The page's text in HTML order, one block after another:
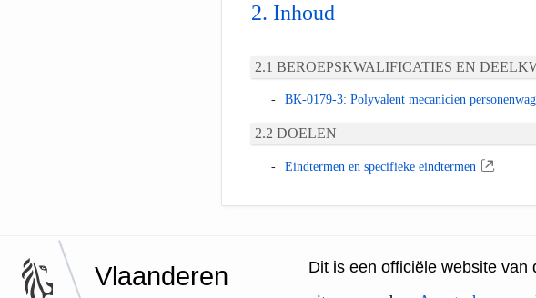
Inhoud
BEROEPSKWALIFICATIES EN
BK-0179-3: Polyvalent mecanicien
DOELEN
Eindtermen en specifieke eindtermen
Vlaanderen
Dit is een officiële website van